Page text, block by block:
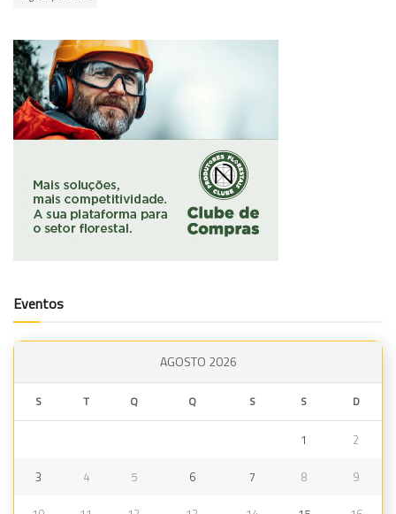
Eventos
AGOSTO 2026
S T Q Q S S D
1 2
3 4 5 6 7 8 9